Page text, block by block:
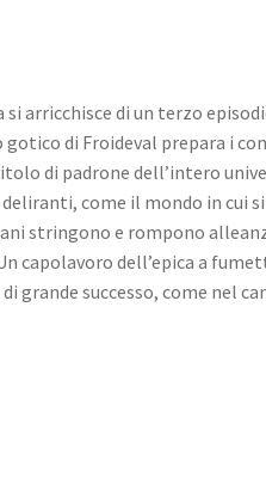
arricchisce di un terzo
di Froideval prepara i
di padrone dell’intero
come il mondo in cui
stringono e rompono
capolavoro dell’epica a
grande successo, come nel